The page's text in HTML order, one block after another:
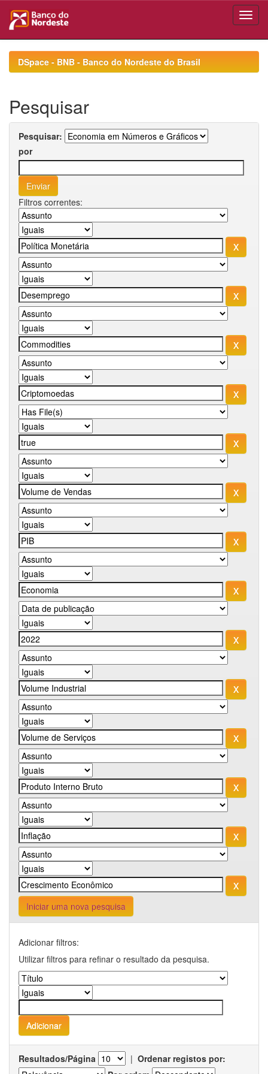
navigationDSpace - BNB - Banco do Nordeste do Brasil
Pesquisar
Pesquisar:
por
Filtros correntes:
Iniciar uma nova pesquisa
Adicionar filtros:
Utilizar filtros para refinar o resultado da pesquisa.
Resultados/Página | Ordenar registos por: